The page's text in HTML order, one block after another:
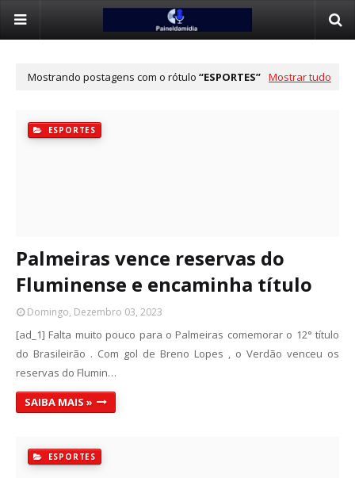
Mostrando postagens com o rótulo ESPORTES Mostrar tudo
ESPORTES
Palmeiras vence reservas do
Fluminense e encaminha título
Domingo, Dezembro 03, 2023
[ad_1] Falta muito pouco para o Palmeiras comemorar o 12° título
do Brasileirão . Com gol de Breno Lopes , o Verdão venceu os
reservas do Flumin…
SAIBA MAIS »
ESPORTES